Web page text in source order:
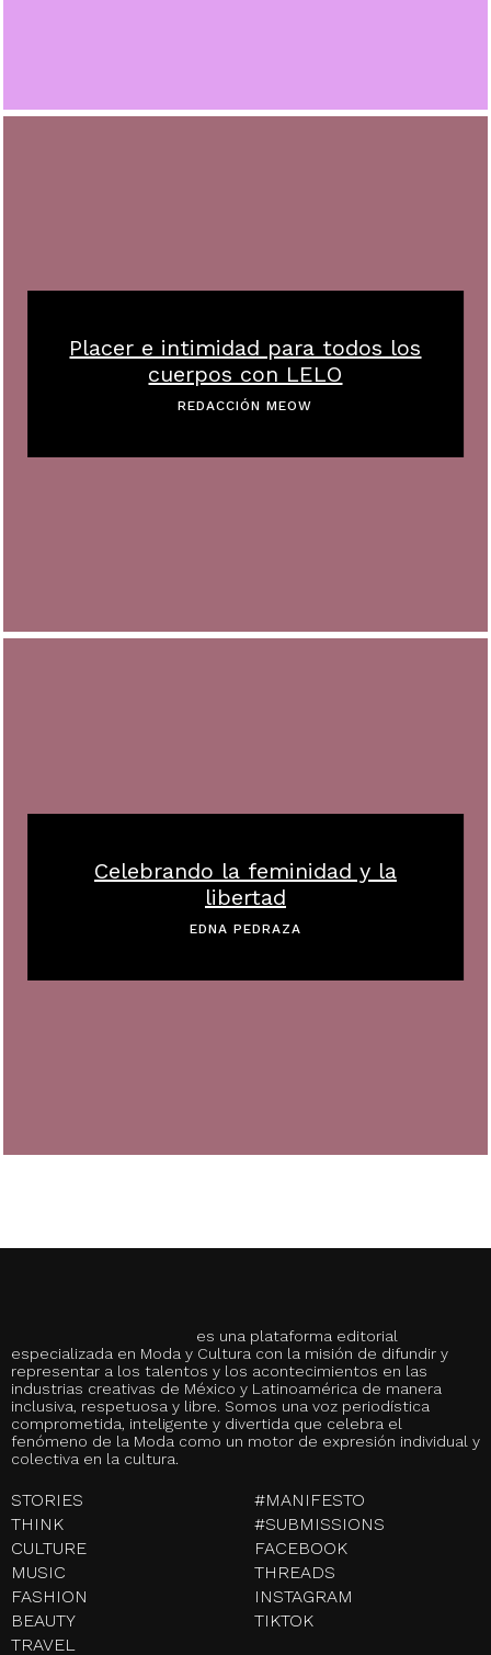
Placer e intimidad para todos los
cuerpos con LELO
REDACCIÓN MEOW
Celebrando la feminidad y la
libertad
EDNA PEDRAZA
es una plataforma editorial
especializada en Moda y Cultura con la misión de difundir y
representar a los talentos y los acontecimientos en las
industrias creativas de México y Latinoamérica de manera
inclusiva, respetuosa y libre. Somos una voz periodística
comprometida, inteligente y divertida que celebra el
fenómeno de la Moda como un motor de expresión individual y
colectiva en la cultura.
STORIES
THINK
CULTURE
MUSIC
FASHION
BEAUTY
TRAVEL
#MANIFESTO
#SUBMISSIONS
FACEBOOK
THREADS
INSTAGRAM
TIKTOK